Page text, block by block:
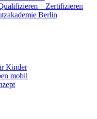
– Zertifizieren
Berlin
Kinder
mobil